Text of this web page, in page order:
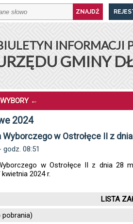
INFORMACJI
GMINY
WYBORY←
2024
w Ostrołęce II z
godz. 08:51
w Ostrołęce II z dnia 28
2024 r.
LISTA
pobrania)